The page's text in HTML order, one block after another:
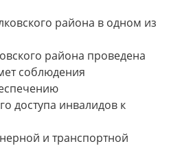
района в одном из
района проведена
соблюдения
доступа инвалидов к
и транспортной